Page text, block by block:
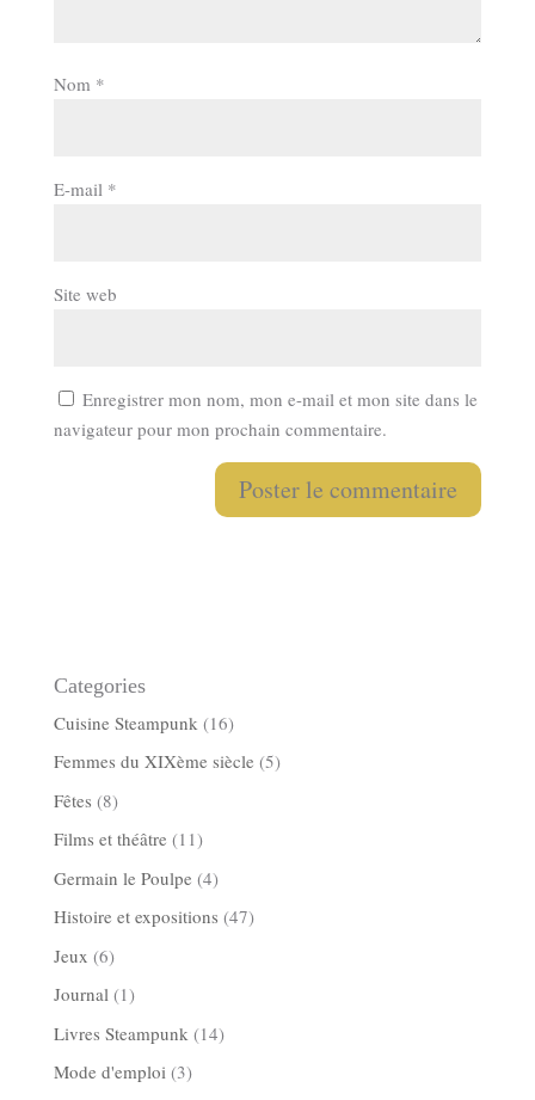
Nom *
E-mail *
Site web
Enregistrer mon nom, mon e-mail et mon site dans le
navigateur pour mon prochain commentaire.
Categories
Cuisine Steampunk (16)
Femmes du XIXème siècle (5)
Fêtes (8)
Films et théâtre (11)
Germain le Poulpe (4)
Histoire et expositions (47)
Jeux (6)
Journal(1)
Livres Steampunk (14)
Mode d'emploi(3)